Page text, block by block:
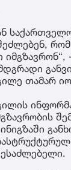
იმგზავრონ“,
თამარ